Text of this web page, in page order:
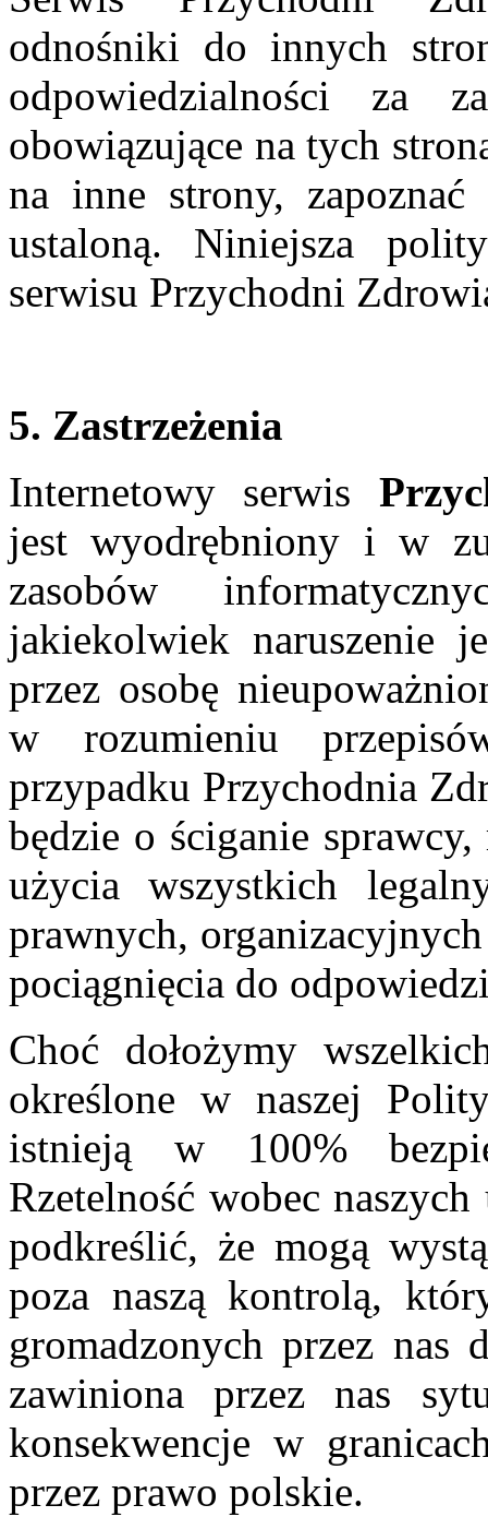
odnośniki do innych
odpowiedzialności za
obowiązujące na tych
na inne strony,
ustaloną. Niniejsza
serwisu Przychodni
5. Zastrzeżenia
Internetowy serwis
jest wyodrębniony i w
zasobów
jakiekolwiek naruszenie
przez osobę
w rozumieniu
przypadku Przychodnia
będzie o ściganie
użycia wszystkich
prawnych,
pociągnięcia do
Choć dołożymy
określone w naszej
istnieją w 100%
Rzetelność wobec
podkreślić, że mogą
poza naszą kontrolą,
gromadzonych przez nas
zawiniona przez nas
konsekwencje w
przez prawo polskie.